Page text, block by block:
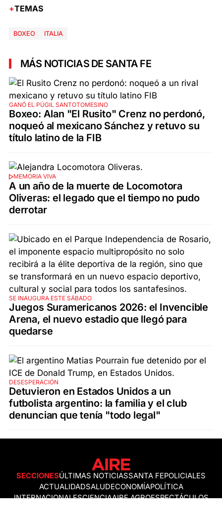
TEMAS
BOXEO ITALIA
MÁS NOTICIAS DE SANTA FE
GANÓ EL PÚGIL SANTOTOMESINO
Boxeo: Alan "El Rusito" Crenz no perdonó,
noqueó al mexicano Sánchez y retuvo su
título latino de la FIB
MEMORIA VIVA
A un año de la muerte de Locomotora
Oliveras: el legado que el tiempo no pudo
derrotar
SE INAUGURA ESTE SÁBADO
Juegos Suramericanos 2026: el Invencible
Arena, el nuevo estadio que llegó para
quedarse
DESESPERACIÓN
Detuvieron en Estados Unidos a un
futbolista argentino: la familia y el club
denuncian que tenía "todo legal"
SECCIONESÚLTIMAS NOTICIASSANTA FEPOLICIALES
ACTUALIDADSALUDECONOMÍAPOLÍTICA
INTERNACIONALESCIENCIAAIRE AGROESPECTÁCULOS